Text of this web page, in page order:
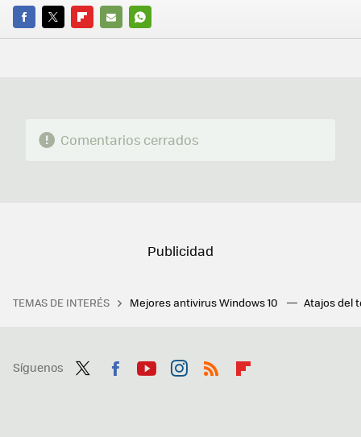
FACEBOOK
TWITTERFLIPBOARD
E-
WHATSAPP
Comentarios cerrados
TEMAS DE INTERÉS Mejores antivirus Windows 10 Atajos del
Síguenos